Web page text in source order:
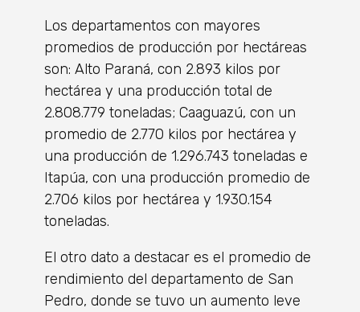
Los departamentos con mayores
promedios de producción por hectáreas
son: Alto Paraná, con 2.893 kilos por
hectárea y una producción total de
2.808.779 toneladas; Caaguazú, con un
promedio de 2.770 kilos por hectárea y
una producción de 1.296.743 toneladas e
Itapúa, con una producción promedio de
2.706 kilos por hectárea y 1.930.154
toneladas.
El otro dato a destacar es el promedio de
rendimiento del departamento de San
Pedro, donde se tuvo un aumento leve